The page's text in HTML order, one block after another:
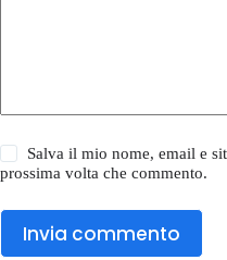
Salva il mio nome, email e
prossima volta che commento.
Invia commento